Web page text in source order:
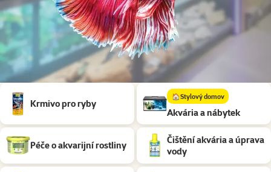
Podkategorie
Krmivo pro ryby
🏠Stylový domov
Akvária a nábytek
Péče o akvarijní rostliny
Čištění akvária a úprava
vody